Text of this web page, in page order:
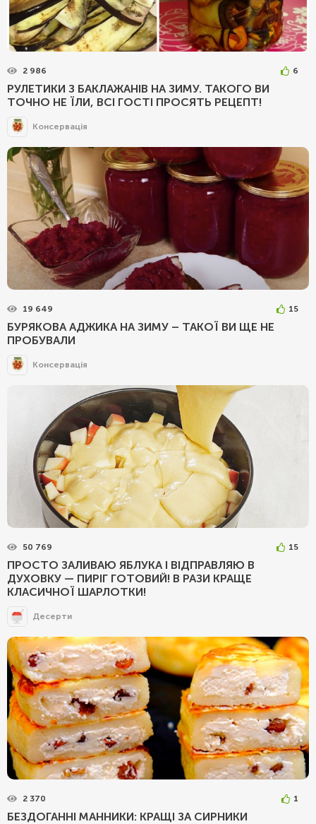
2 986 6
РУЛЕТИКИ З БАКЛАЖАНІВ НА ЗИМУ. ТАКОГО ВИ
ТОЧНО НЕ ЇЛИ, ВСІ ГОСТІ ПРОСЯТЬ РЕЦЕПТ!
Консервація
19 649 15
БУРЯКОВА АДЖИКА НА ЗИМУ – ТАКОЇ ВИ ЩЕ НЕ
ПРОБУВАЛИ
Консервація
50 769 15
ПРОСТО ЗАЛИВАЮ ЯБЛУКА І ВІДПРАВЛЯЮ В
ДУХОВКУ — ПИРІГ ГОТОВИЙ! В РАЗИ КРАЩЕ
КЛАСИЧНОЇ ШАРЛОТКИ!
Десерти
2 370 1
БЕЗДОГАННІ МАННИКИ: КРАЩІ ЗА СИРНИКИ